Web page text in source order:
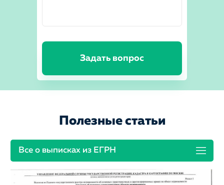
Задать вопрос
Полезные статьи
Все о выписках из ЕГРН